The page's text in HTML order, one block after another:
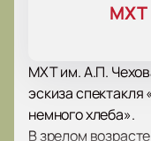
МХТ
МХТ им. А.П.
эскиза
немного хлеба».
В зрелом